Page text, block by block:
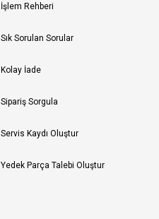
İşlem Rehberi
Sık Sorulan Sorular
Kolay İade
Sipariş Sorgula
Servis Kaydı Oluştur
Yedek Parça Talebi Oluştur